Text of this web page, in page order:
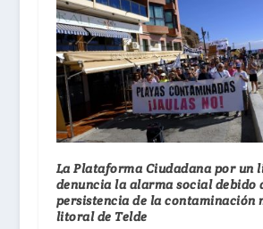
La Plataforma Ciudadana por un
denuncia la alarma social debido
persistencia de la contaminación
litoral de Telde